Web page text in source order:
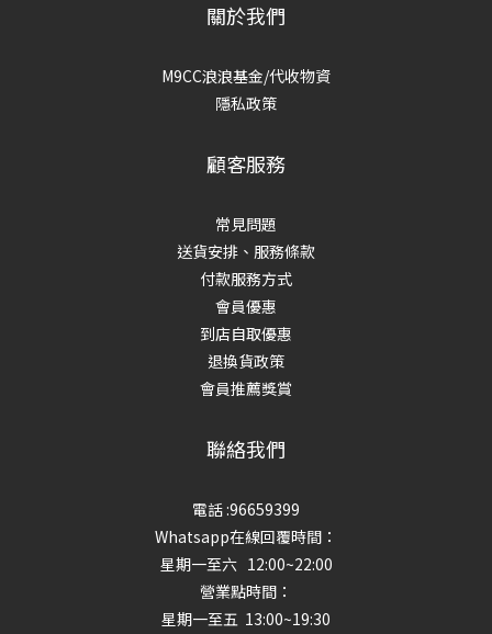
關於我們
M9CC浪浪基金/代收物資
隱私政策
顧客服務
常見問題
送貨安排、服務條款
付款服務方式
會員優惠
到店自取優惠
退換貨政策
會員推薦獎賞
聯絡我們
電話 :96659399
Whatsapp在線回覆時間：
星期一至六 12:00~22:00
營業點時間：
星期一至五 13:00~19:30